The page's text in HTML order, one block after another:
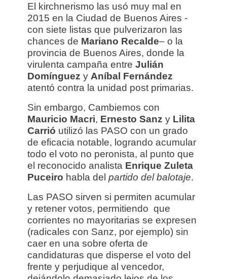
El kirchnerismo las usó muy mal en
2015 en la Ciudad de Buenos Aires -
con siete listas que pulverizaron las
chances de Mariano Recalde– o la
provincia de Buenos Aires, donde la
virulenta campaña entre Julián
Domínguez y Aníbal Fernández
atentó contra la unidad post primarias.
Sin embargo, Cambiemos con
Mauricio Macri, Ernesto Sanz y Lilita
Carrió utilizó las PASO con un grado
de eficacia notable, logrando acumular
todo el voto no peronista, al punto que
el reconocido analista Enrique Zuleta
Puceiro habla del partido del balotaje.
Las PASO sirven si permiten acumular
y retener votos, permitiendo que
corrientes no mayoritarias se expresen
(radicales con Sanz, por ejemplo) sin
caer en una sobre oferta de
candidaturas que disperse el voto del
frente y perjudique al vencedor,